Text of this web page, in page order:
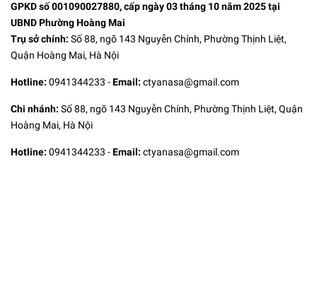
GPKD số 001090027880, cấp ngày 03 tháng 10 năm 2025 tại
UBND Phường Hoàng Mai
Trụ sở chính: Số 88, ngõ 143 Nguyễn Chính, Phường Thịnh Liệt,
Quận Hoàng Mai, Hà Nội
Hotline: 0941344233 -Email: ctyanasa@gmail.com
Chi nhánh: Số 88, ngõ 143 Nguyễn Chính, Phường Thịnh Liệt, Quận
Hoàng Mai, Hà Nội
Hotline: 0941344233 -Email: ctyanasa@gmail.com